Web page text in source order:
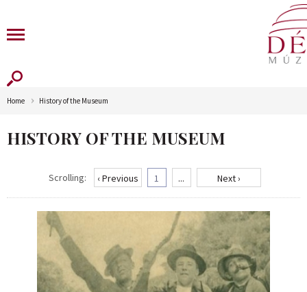
Home History of the Museum
HISTORY OF THE MUSEUM
Scrolling: ‹ Previous 1 ... Next ›